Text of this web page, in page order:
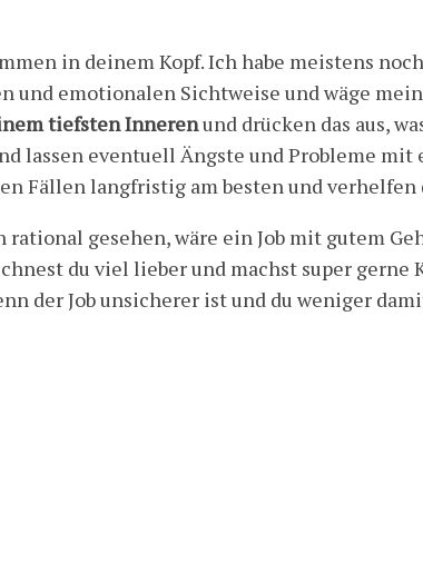
in deinem Kopf. Ich habe meistens
emotionalen Sichtweise und wäge
tiefsten Innerenund drücken das aus,
lassen eventuell Ängste und Probleme
Fällen langfristig am besten und verhelfen
gesehen, wäre ein Job mit gutem
du viel lieber und machst super gerne
der Job unsicherer ist und du weniger